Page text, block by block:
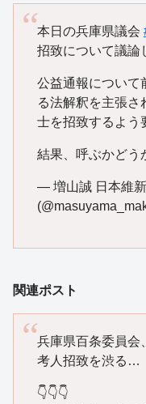
本日の兵庫県議会
招致について議論
公益通報について
る法解釈を主張さ
士を招致するよう
結果、呼ぶかど
— 増山誠 日本維
関連ポスト
兵庫県百条委員会
考人招致を渋る…
👇👇👇